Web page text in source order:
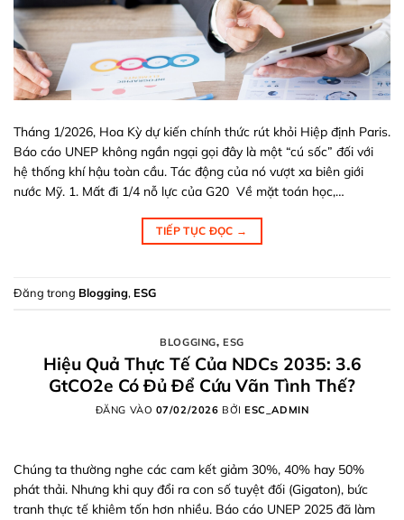
Tháng 1/2026, Hoa Kỳ dự kiến chính thức rút khỏi Hiệp định Paris.
Báo cáo UNEP không ngần ngại gọi đây là một “cú sốc” đối với
hệ thống khí hậu toàn cầu. Tác động của nó vượt xa biên giới
nước Mỹ. 1. Mất đi 1/4 nỗ lực của G20 Về mặt toán học,…
TIẾP TỤC ĐỌC →
Đăng trong Blogging, ESG
BLOGGING, ESG
Hiệu Quả Thực Tế Của NDCs 2035: 3.6
GtCO2e Có Đủ Để Cứu Vãn Tình Thế?
ĐĂNG VÀO 07/02/2026 BỞIESC_ADMIN
Chúng ta thường nghe các cam kết giảm 30%, 40% hay 50%
phát thải. Nhưng khi quy đổi ra con số tuyệt đối (Gigaton), bức
tranh thực tế khiêm tốn hơn nhiều. Báo cáo UNEP 2025 đã làm